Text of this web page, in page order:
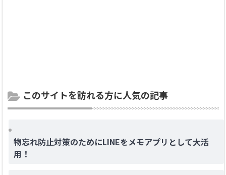
このサイトを訪れる方に人気の記事
物忘れ防止対策のためにLINEをメモアプリとして大活
用！